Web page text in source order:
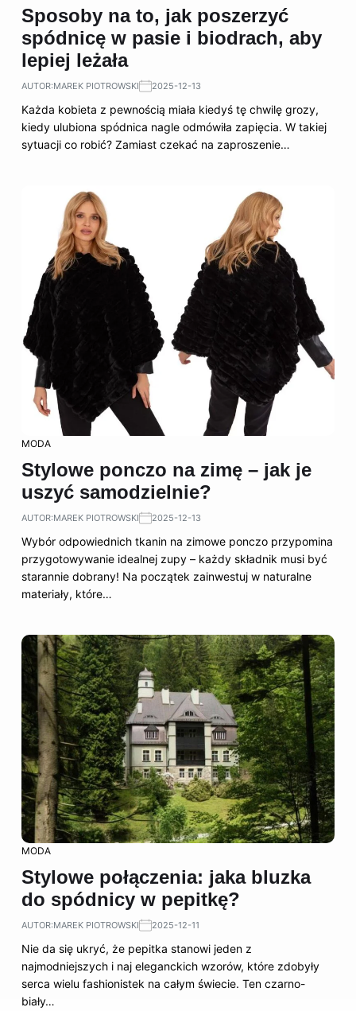
Sposoby na to, jak poszerzyć
spódnicę w pasie i biodrach, aby
lepiej leżała
AUTOR:MAREK PIOTROWSKI 2025-12-13
Każda kobieta z pewnością miała kiedyś tę chwilę grozy,
kiedy ulubiona spódnica nagle odmówiła zapięcia. W takiej
sytuacji co robić? Zamiast czekać na zaproszenie…
MODA
Stylowe ponczo na zimę – jak je
uszyć samodzielnie?
AUTOR:MAREK PIOTROWSKI 2025-12-13
Wybór odpowiednich tkanin na zimowe ponczo przypomina
przygotowywanie idealnej zupy – każdy składnik musi być
starannie dobrany! Na początek zainwestuj w naturalne
materiały, które…
MODA
Stylowe połączenia: jaka bluzka
do spódnicy w pepitkę?
AUTOR:MAREK PIOTROWSKI 2025-12-11
Nie da się ukryć, że pepitka stanowi jeden z
najmodniejszych i naj eleganckich wzorów, które zdobyły
serca wielu fashionistek na całym świecie. Ten czarno-
biały…